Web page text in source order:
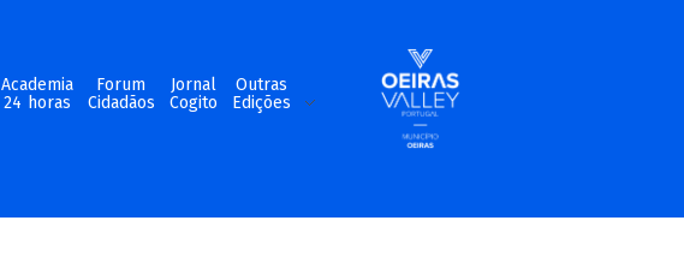
Academia
24 horas
Forum
Cidadãos
Jornal
Cogito
Outras
Edições